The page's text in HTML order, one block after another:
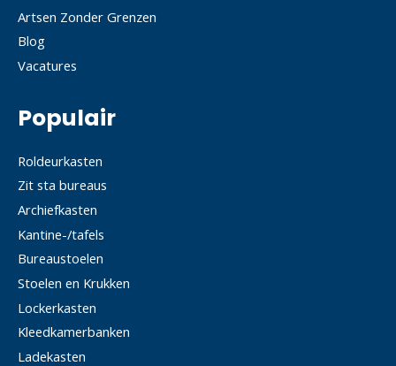
Artsen Zonder Grenzen
Blog
Vacatures
Populair
Roldeurkasten
Zit sta bureaus
Archiefkasten
Kantine-/tafels
Bureaustoelen
Stoelen en Krukken
Lockerkasten
Kleedkamerbanken
Ladekasten